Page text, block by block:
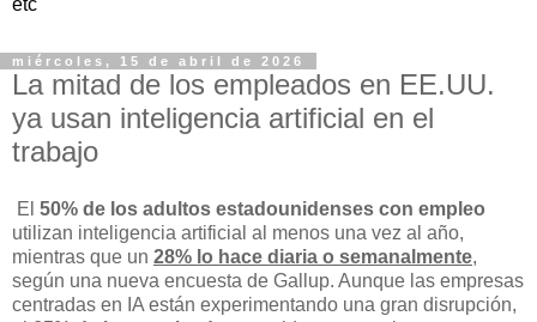
etc
miércoles, 15 de abril de 2026
La mitad de los empleados en EE.UU.
ya usan inteligencia artificial en el
trabajo
El 50% de los adultos estadounidenses con empleo
utilizan inteligencia artificial al menos una vez al año,
mientras que un 28% lo hace diaria o semanalmente,
según una nueva encuesta de Gallup. Aunque las empresas
centradas en IA están experimentando una gran disrupción,